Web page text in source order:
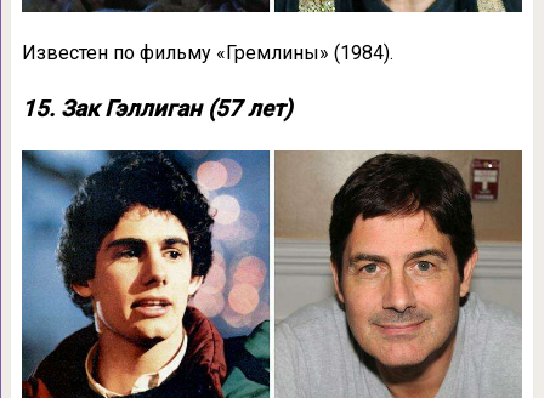
Известен по фильму «Гремлины» (1984).
15. Зак Гэллиган (57 лет)